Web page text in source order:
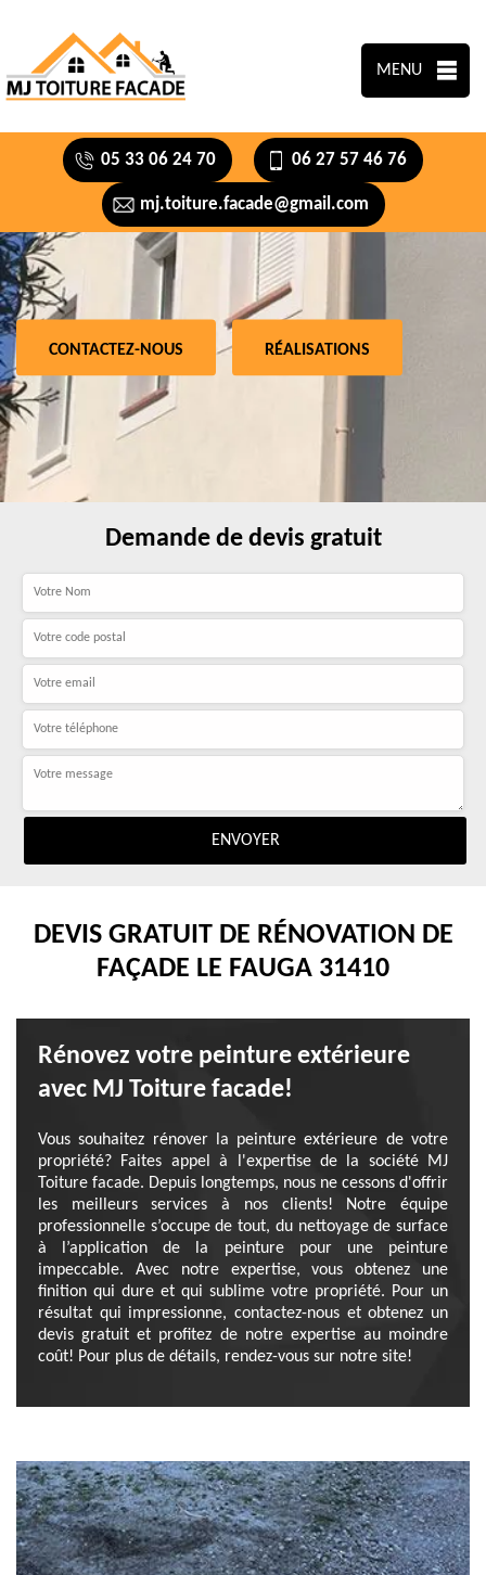
MENU
05 33 06 24 70 06 27 57 46 76
mj.toiture.facade@gmail.com
CONTACTEZ-NOUS RÉALISATIONS
Demande de devis gratuit
DEVIS GRATUIT DE RÉNOVATION DE
FAÇADE LE FAUGA 31410
Rénovez votre peinture extérieure
avec MJ Toiture facade!
Vous souhaitez rénover la peinture extérieure de votre
propriété? Faites appel à l'expertise de la société MJ
Toiture facade. Depuis longtemps, nous ne cessons d'offrir
les meilleurs services à nos clients! Notre équipe
professionnelle s’occupe de tout, du nettoyage de surface
à l’application de la peinture pour une peinture
impeccable. Avec notre expertise, vous obtenez une
finition qui dure et qui sublime votre propriété. Pour un
résultat qui impressionne, contactez-nous et obtenez un
devis gratuit et profitez de notre expertise au moindre
coût! Pour plus de détails, rendez-vous sur notre site!